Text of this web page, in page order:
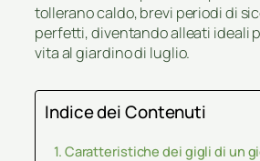
tollerano caldo, brevi periodi di
perfetti, diventando alleati ideali
vita al giardino di luglio.
Indice dei Contenuti
Caratteristiche dei gigli di un